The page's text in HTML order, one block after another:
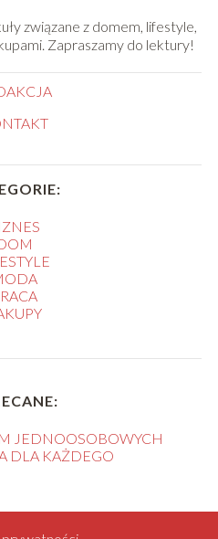
związane z domem, lifestyle,
Zapraszamy do lektury!
JEDNOOSOBOWYCH
DLA KAŻDEGO